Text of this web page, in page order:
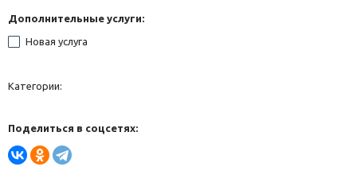
Дополнительные услуги:
Новая услуга
Категории:
Поделиться в соцсетях: